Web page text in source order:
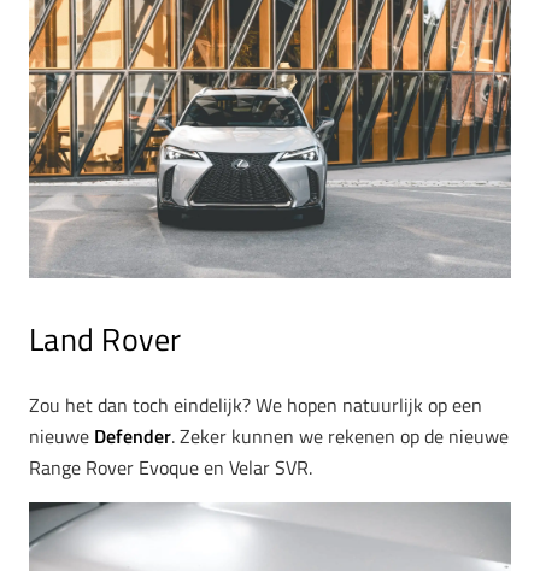
Land Rover
Zou het dan toch eindelijk? We hopen natuurlijk op een
nieuwe Defender. Zeker kunnen we rekenen op de nieuwe
Range Rover Evoque en Velar SVR.